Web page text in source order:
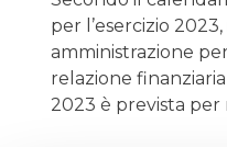
per l’esercizio
amministrazione
relazione
2023 è prevista